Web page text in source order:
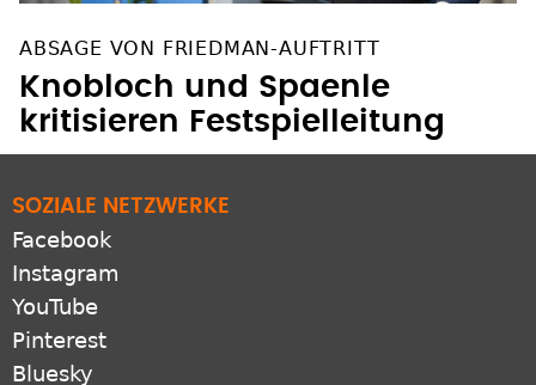
SOZIALE NETZWERKE
Facebook
YouTube
Pinterest
Bluesky
X
LinkedIn